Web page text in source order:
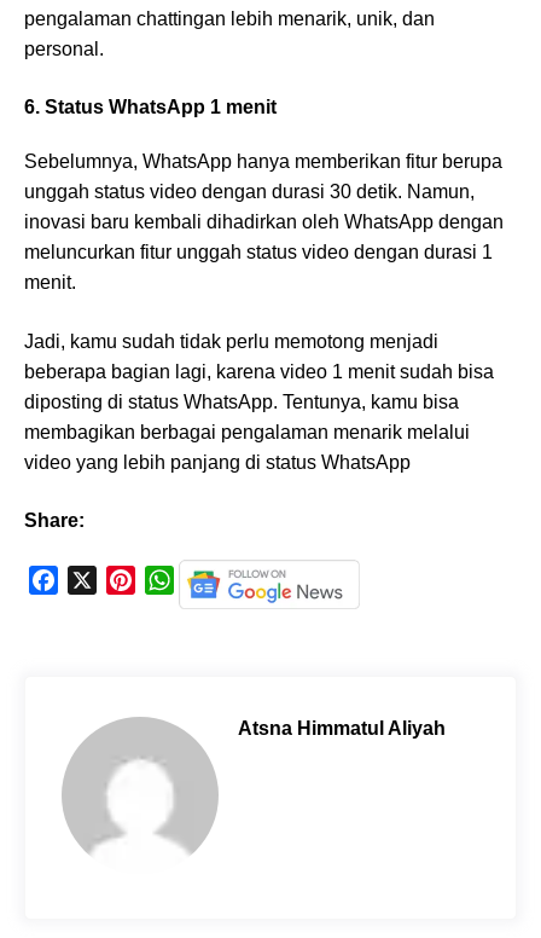
pengalaman chattingan lebih menarik, unik, dan
personal.
6. Status WhatsApp 1 menit
Sebelumnya, WhatsApp hanya memberikan fitur berupa
unggah status video dengan durasi 30 detik. Namun,
inovasi baru kembali dihadirkan oleh WhatsApp dengan
meluncurkan fitur unggah status video dengan durasi 1
menit.
Jadi, kamu sudah tidak perlu memotong menjadi
beberapa bagian lagi, karena video 1 menit sudah bisa
diposting di status WhatsApp. Tentunya, kamu bisa
membagikan berbagai pengalaman menarik melalui
video yang lebih panjang di status WhatsApp
Share:
k
W
h
A
Atsna Himmatul Aliyah